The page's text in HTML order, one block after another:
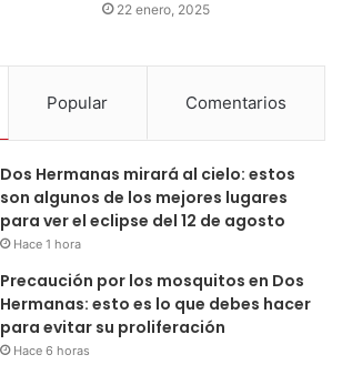
22 enero, 2025
Popular Comentarios
Dos Hermanas mirará al cielo: estos
son algunos de los mejores lugares
para ver el eclipse del 12 de agosto
Hace 1 hora
Precaución por los mosquitos en Dos
Hermanas: esto es lo que debes hacer
para evitar su proliferación
Hace 6 horas